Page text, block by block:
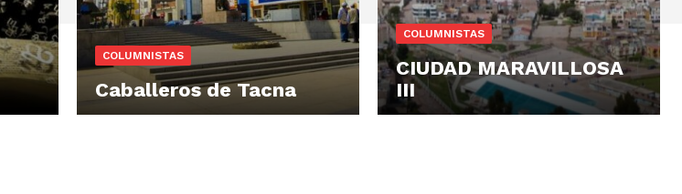
COLUMNISTAS
Caballeros de Tacna
COLUMNISTAS
CIUDAD MARAVILLOSA
III